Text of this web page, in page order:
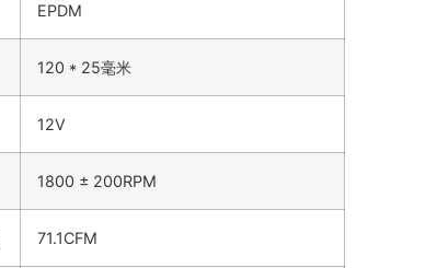
EPDM
120 * 25毫米
12V
1800 ± 200RPM
71.1CFM